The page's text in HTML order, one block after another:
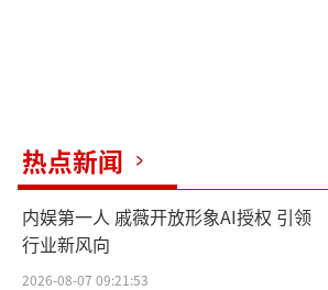
热点新闻
内娱第一人 戚薇开放形象AI授权 引领
行业新风向
2026-08-07 09:21:53